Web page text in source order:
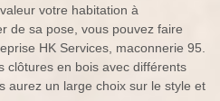
votre habitation à
de sa pose, vous pouvez faire
HK Services, maconnerie 95.
clôtures en bois avec différents
aurez un large choix sur le style et